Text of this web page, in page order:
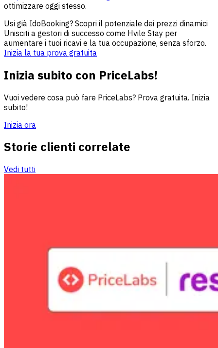
ottimizzare oggi stesso.
Usi già IdoBooking? Scopri il potenziale dei prezzi dinamici
Unisciti a gestori di successo come Hvile Stay per
aumentare i tuoi ricavi e la tua occupazione, senza sforzo.
Inizia la tua prova gratuita
Inizia subito con PriceLabs!
Vuoi vedere cosa può fare PriceLabs? Prova gratuita. Inizia
subito!
Inizia ora
Storie clienti correlate
Vedi tutti